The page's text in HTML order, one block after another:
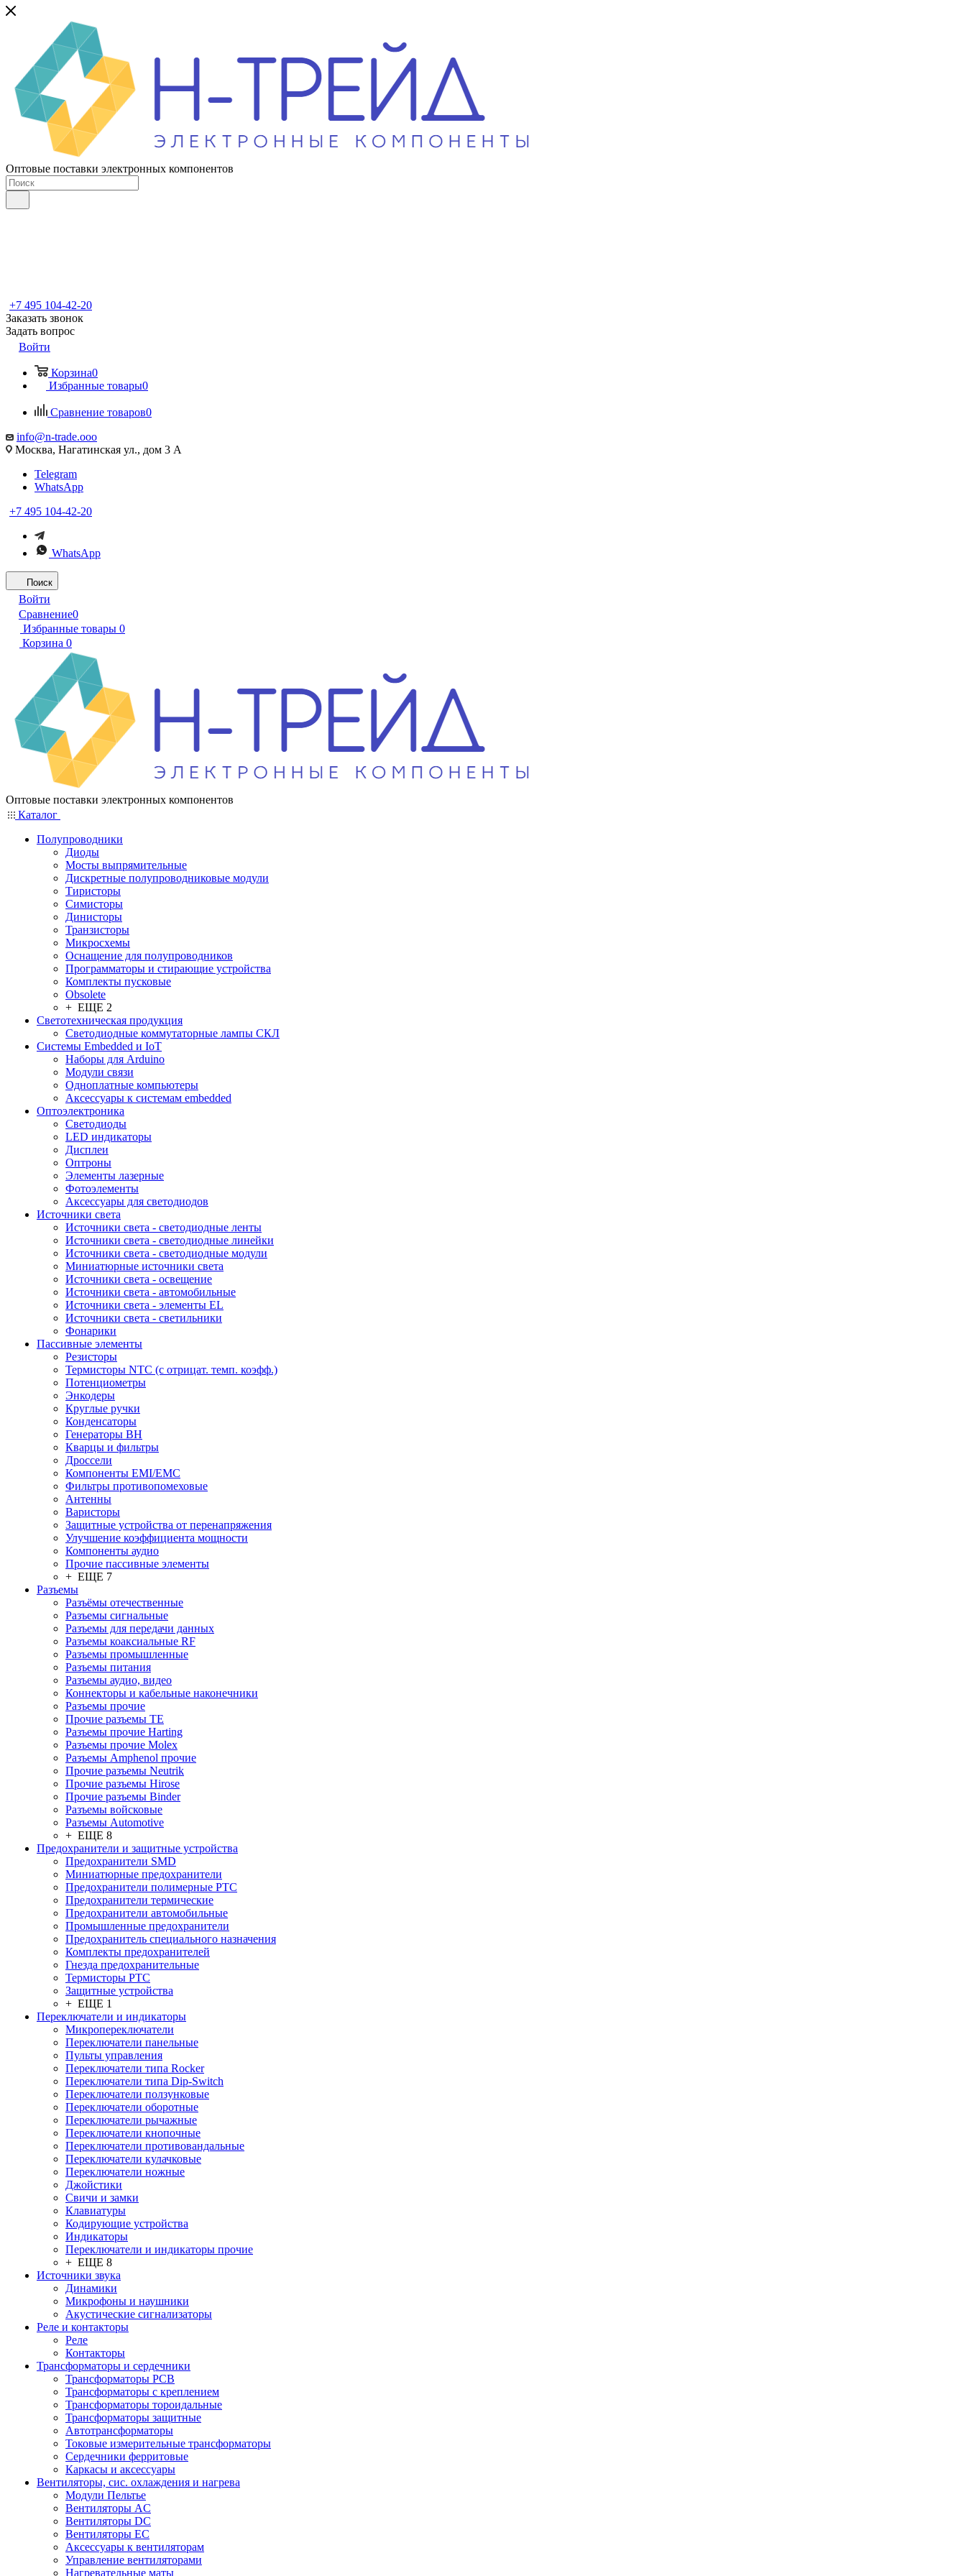
Оптовые поставки электронных компонентов
+7 495 104-42-20
Заказать звонок
Задать вопрос
Войти
Корзина0
Избранные товары0
Сравнение товаров0
info@n-trade.ooo
Москва, Нагатинская ул., дом 3 А
Telegram
WhatsApp
+7 495 104-42-20
WhatsApp
Поиск
Войти
Сравнение0
Избранные товары 0
Корзина 0
Оптовые поставки электронных компонентов
Каталог
Полупроводники
Диоды
Мосты выпрямительные
Дискретные полупроводниковые модули
Тиристоры
Симисторы
Динисторы
Транзисторы
Микросхемы
Оснащение для полупроводников
Программаторы и стирающие устройства
Комплекты пусковые
Obsolete
+ ЕЩЕ 2
Светотехническая продукция
Светодиодные коммутаторные лампы СКЛ
Системы Embedded и IoT
Наборы для Arduino
Модули связи
Одноплатные компьютеры
Аксессуары к системам embedded
Oптоэлектроника
Светодиоды
LED индикаторы
Дисплеи
Оптроны
Элементы лазерные
Фотоэлементы
Аксессуары для светодиодов
Источники света
Источники света - светодиодные ленты
Источники света - светодиодные линейки
Источники света - светодиодные модули
Миниатюрные источники света
Источники света - освещение
Источники света - автомобильные
Источники света - элементы EL
Источники света - светильники
Фонарики
Пассивные элементы
Резисторы
Термисторы NTC (с отрицат. темп. коэфф.)
Потенциометры
Энкодеры
Круглые ручки
Конденсаторы
Генераторы ВН
Кварцы и фильтры
Дроссели
Компоненты EMI/EMC
Фильтры противопомеховые
Антенны
Варисторы
Защитные устройства от перенапряжения
Улучшение коэффициента мощности
Компоненты аудио
Прочие пассивные элементы
+ ЕЩЕ 7
Разъeмы
Разъёмы отечественные
Разъeмы сигнальные
Разъeмы для передачи данных
Разъeмы коаксиальные RF
Разъeмы промышленные
Разъeмы питания
Разъeмы аудио, видео
Коннекторы и кабельные наконечники
Разъeмы прочие
Прочие разъемы TE
Разъемы прочие Harting
Разъемы прочие Molex
Разъемы Amphenol прочие
Прочие разъемы Neutrik
Прочие разъемы Hirose
Прочие разъемы Binder
Разъемы войсковые
Разъeмы Automotive
+ ЕЩЕ 8
Предохранители и защитные устройства
Предохранители SMD
Миниатюрные предохранители
Предохранители полимерные PTC
Предохранители термические
Предохранители автомобильные
Промышленные предохранители
Предохранитель специального назначения
Комплекты предохранителей
Гнезда предохранительные
Термисторы PTC
Защитные устройства
+ ЕЩЕ 1
Переключатели и индикаторы
Микропереключатели
Переключатели панельные
Пульты управления
Переключатели типа Rocker
Переключатели типа Dip-Switch
Переключатели ползунковые
Переключатели оборотные
Переключатели рычажные
Переключатели кнопочные
Переключатели противовандальные
Переключатели кулачковые
Переключатели ножные
Джойстики
Свичи и замки
Клавиатуры
Кодирующие устройства
Индикаторы
Переключатели и индикаторы прочие
+ ЕЩЕ 8
Источники звука
Динамики
Микрофоны и наушники
Акустические сигнализаторы
Реле и контакторы
Реле
Контакторы
Трансформаторы и сердечники
Трансформаторы PCB
Трансформаторы с креплением
Трансформаторы тороидальные
Трансформаторы защитные
Автотрансформаторы
Токовые измерительные трансформаторы
Сердечники ферритовые
Каркасы и аксессуары
Вентиляторы, сис. охлаждения и нагрева
Модули Пельтье
Вентиляторы AC
Вентиляторы DC
Вентиляторы EC
Аксессуары к вентиляторам
Управление вентиляторами
Нагревательные маты